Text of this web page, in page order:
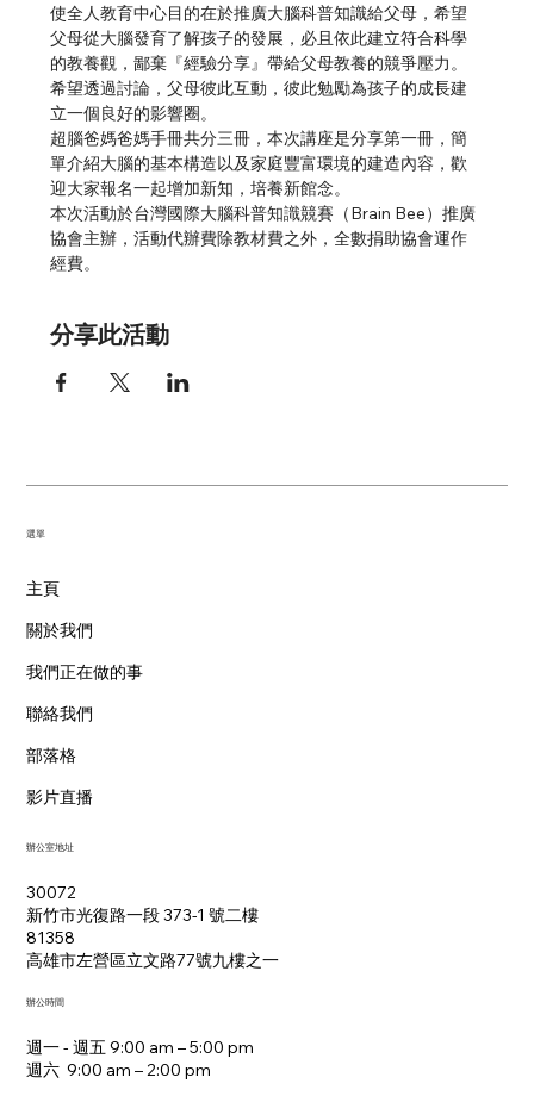
使全人教育中心目的在於推廣大腦科普知識給父母，希望
父母從大腦發育了解孩子的發展，必且依此建立符合科學
的教養觀，鄙棄『經驗分享』帶給父母教養的競爭壓力。
希望透過討論，父母彼此互動，彼此勉勵為孩子的成長建
立一個良好的影響圈。
超腦爸媽爸媽手冊共分三冊，本次講座是分享第一冊，簡
單介紹大腦的基本構造以及家庭豐富環境的建造內容，歡
迎大家報名一起增加新知，培養新館念。
本次活動於台灣國際大腦科普知識競賽（Brain Bee）推廣
協會主辦，活動代辦費除教材費之外，全數捐助協會運作
經費。
分享此活動
主頁
關於我們
我們正在做的事
聯絡我們
部落格
影片直播
​選單
辦公室地址
30072
新竹市光復路一段 373-1 號二樓
81358
​高雄市左營區立文路77號九樓之一
週一 - 週五 9:00 am – 5:00 pm
週六 9:00 am – 2:00 pm​
辦公時間